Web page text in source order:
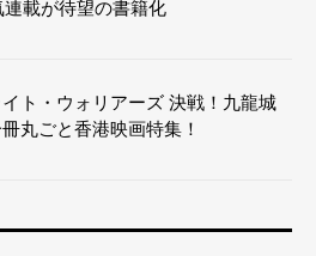
連載が待望の書籍化
イト・ウォリアーズ 決戦！九龍城
丸ごと香港映画特集！